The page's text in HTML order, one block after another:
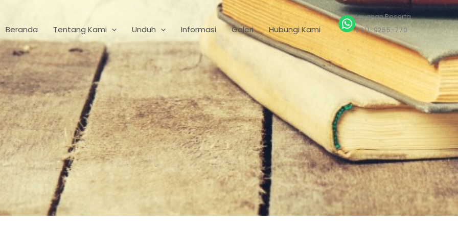
Beranda Tentang Kami Unduh Informasi Galeri Hubungi Kami
Layanan Peserta
0811-9255-770